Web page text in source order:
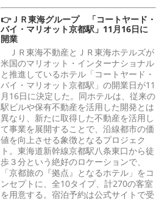
👉ＪＲ東海グループ 「コートヤード・
バイ・マリオット京都駅」11月16日に
開業
ＪＲ東海不動産とＪＲ東海ホテルズが
米国のマリオット・インターナショナル
と推進しているホテル「コートヤード・
バイ・マリオット京都駅」の開業日が11
月16日に決定した。同ホテルは、従来の
駅ビルや保有不動産を活用した開発とは
異なり、新たに取得した不動産を活用し
て事業を展開することで、沿線都市の価
値を向上させる象徴となるプロジェク
ト。東海道新幹線京都駅八条東口から徒
歩３分という絶好のロケーションで、
「京都旅の『拠点』となるホテル」をコ
ンセプトに、全10タイプ、計270の客室
を用意する。宿泊予約は公式サイトで受